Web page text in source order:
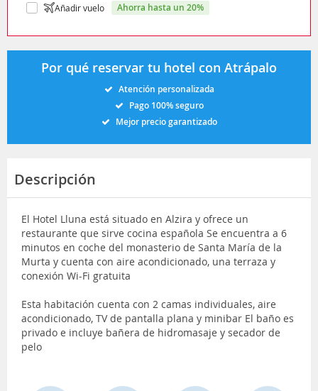
Añadir vuelo ahorra hasta un 20%
Por qué reservar tu hotel con Atrápalo
Atención personalizada
Pago 100% seguro
Mejor precio garantizado
Descripción
El Hotel Lluna está situado en Alzira y ofrece un
restaurante que sirve cocina española Se encuentra a 6
minutos en coche del monasterio de Santa María de la
Murta y cuenta con aire acondicionado, una terraza y
conexión Wi-Fi gratuita
Esta habitación cuenta con 2 camas individuales, aire
acondicionado, TV de pantalla plana y minibar El baño es
privado e incluye bañera de hidromasaje y secador de
pelo